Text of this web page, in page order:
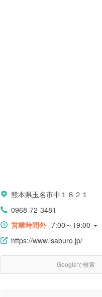
熊本県玉名市中１８２１
0968-72-3481
営業時間外 7:00～19:00
https://www.isaburo.jp/
Googleで検索